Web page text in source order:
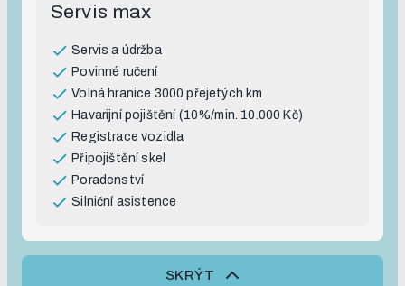
Servis max
Servis a údržba
Povinné ručení
Volná hranice 3000 přejetých km
Havarijní pojištění (10%/min. 10.000 Kč)
Registrace vozidla
Připojištění skel
Poradenství
Silniční asistence
SKRÝT